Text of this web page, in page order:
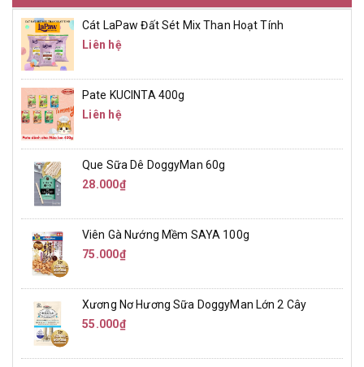
Cát LaPaw Đất Sét Mix Than Hoạt Tính
Liên hệ
Pate KUCINTA 400g
Liên hệ
Que Sữa Dê DoggyMan 60g
28.000₫
Viên Gà Nướng Mềm SAYA 100g
75.000₫
Xương Nơ Hương Sữa DoggyMan Lớn 2 Cây
55.000₫